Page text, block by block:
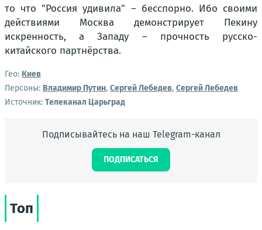
то что "Россия удивила" – бесспорно. Ибо своими
действиями Москва демонстрирует Пекину
искренность, а Западу – прочность русско-
китайского партнёрства.
Гео: Киев
Персоны: Владимир Путин, Сергей Лебедев, Сергей Лебедев
Источник: Телеканал Царьград
Подписывайтесь на наш Telegram-канал
ПОДПИСАТЬСЯ
Топ